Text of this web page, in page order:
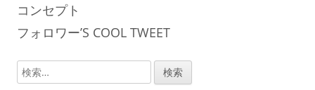
コンセプト
フォロワー’S COOL TWEET
検
索: